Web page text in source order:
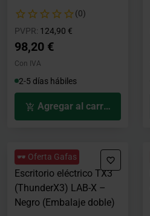
(0)
PVPR: Precio rebajado desde
124,90 €
98,20 €
Con IVA
2-5 días hábiles
Agregar al carrito
🕶️ Oferta Gafas
Escritorio eléctrico TX3
(ThunderX3) LAB-X –
Negro (Embalaje doble)